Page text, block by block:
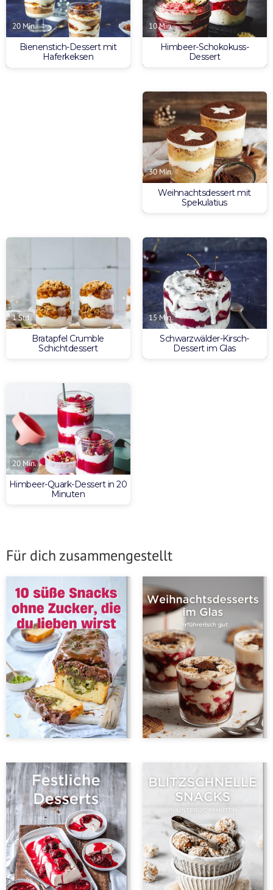
20 Min.
Bienenstich-Dessert mit
Haferkeksen
10 Min.
Himbeer-Schokokuss-
Dessert
30 Min.
Weihnachtsdessert mit
Spekulatius
1 Std.
Bratapfel Crumble
Schichtdessert
15 Min.
Schwarzwälder-Kirsch-
Dessert im Glas
20 Min.
Himbeer-Quark-Dessert in 20
Minuten
Für dich zusammengestellt